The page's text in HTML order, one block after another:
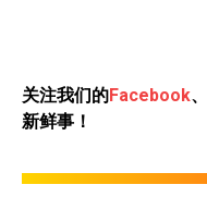
关注我们的Facebook、
新鲜事！